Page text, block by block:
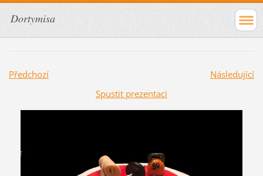
Dortymisa
Předchozí
Následující
Spustit prezentaci